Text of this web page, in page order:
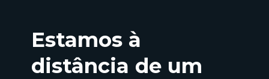
Estamos à
distância de um